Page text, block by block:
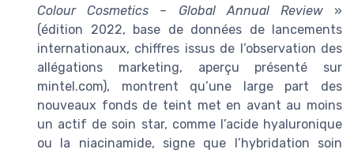
Colour Cosmetics – Global Annual Review»
(édition 2022, base de données de lancements
internationaux, chiffres issus de l’observation des
allégations marketing, aperçu présenté sur
mintel.com), montrent qu’une large part des
nouveaux fonds de teint met en avant au moins
un actif de soin star, comme l’acide hyaluronique
ou la niacinamide, signe que l’hybridation soin